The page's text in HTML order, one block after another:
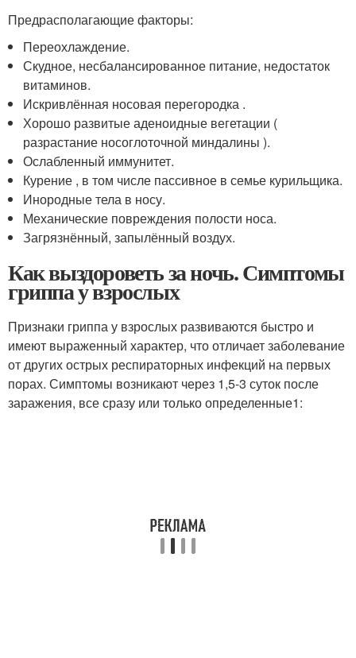
Предрасполагающие факторы:
Переохлаждение.
Скудное, несбалансированное питание, недостаток
витаминов.
Искривлённая носовая перегородка .
Хорошо развитые аденоидные вегетации (
разрастание носоглоточной миндалины ).
Ослабленный иммунитет.
Курение , в том числе пассивное в семье курильщика.
Инородные тела в носу.
Механические повреждения полости носа.
Загрязнённый, запылённый воздух.
Как выздороветь за ночь. Симптомы
гриппа у взрослых
Признаки гриппа у взрослых развиваются быстро и
имеют выраженный характер, что отличает заболевание
от других острых респираторных инфекций на первых
порах. Симптомы возникают через 1,5-3 суток после
заражения, все сразу или только определенные1: